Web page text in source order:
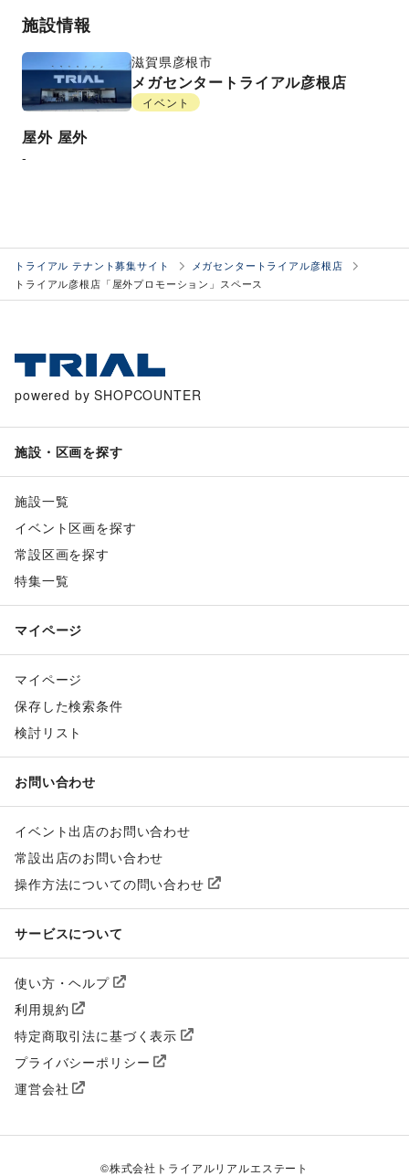
施設情報
滋賀県彦根市
メガセンタートライアル彦根店
イベント
屋外 屋外
-
トライアル テナント募集サイト
メガセンタートライアル彦根店
トライアル彦根店「屋外プロモーション」スペース
powered by SHOPCOUNTER
施設・区画を探す
施設一覧
イベント区画を探す
常設区画を探す
特集一覧
マイページ
マイページ
保存した検索条件
検討リスト
お問い合わせ
イベント出店のお問い合わせ
常設出店のお問い合わせ
操作方法についての問い合わせ
サービスについて
使い方・ヘルプ
利用規約
特定商取引法に基づく表示
プライバシーポリシー
運営会社
©株式会社トライアルリアルエステート